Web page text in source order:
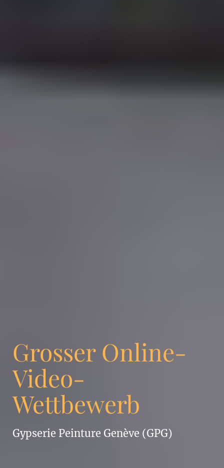
Grosser Online-
Video-
Wettbewerb
Gypserie Peinture Genève (GPG)